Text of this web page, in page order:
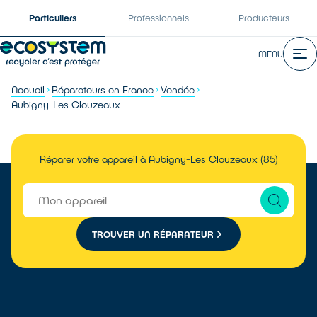
Particuliers Professionnels Producteurs
MENU
Accueil Réparateurs en France Vendée
Aubigny-Les Clouzeaux
Réparer votre appareil à Aubigny-Les Clouzeaux (85)
TROUVER UN RÉPARATEUR